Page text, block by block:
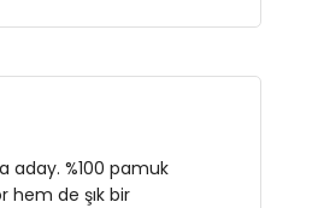
aday. %100 pamuk
hem de şık bir